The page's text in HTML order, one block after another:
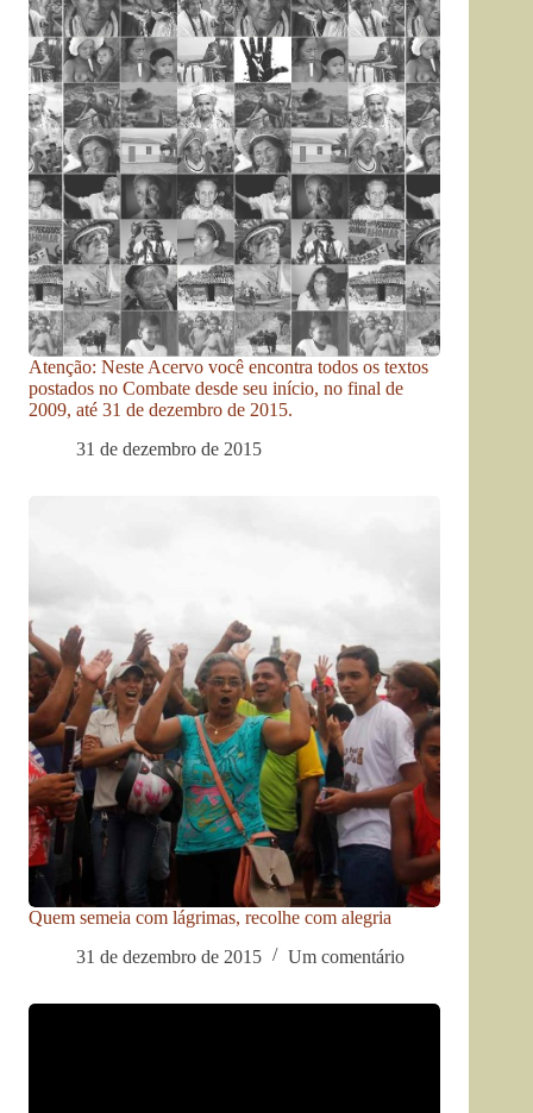
Atenção: Neste Acervo você encontra todos os textos
postados no Combate desde seu início, no final de
2009, até 31 de dezembro de 2015.
31 de dezembro de 2015
Quem semeia com lágrimas, recolhe com alegria
31 de dezembro de 2015
Um comentário